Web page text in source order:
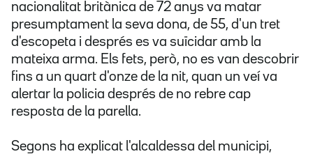
nacionalitat britànica de 72 anys va matar
presumptament la seva dona, de 55, d'un tret
d'escopeta i després es va suïcidar amb la
mateixa arma. Els fets, però, no es van descobrir
fins a un quart d'onze de la nit, quan un veí va
alertar la policia després de no rebre cap
resposta de la parella.
Segons ha explicat l'alcaldessa del municipi,